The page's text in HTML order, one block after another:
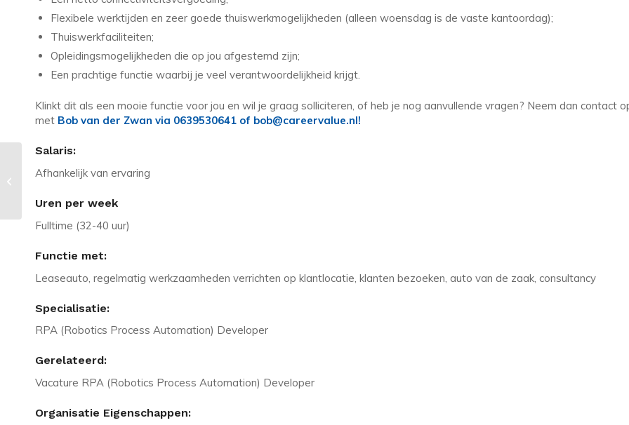
Flexibele werktijden en zeer goede thuiswerkmogelijkheden (alleen woensdag is de vaste kantoordag);
Thuiswerkfaciliteiten;
Opleidingsmogelijkheden die op jou afgestemd zijn;
Een prachtige functie waarbij je veel verantwoordelijkheid krijgt.
Klinkt dit als een mooie functie voor jou en wil je graag solliciteren, of heb je nog aanvullende vragen? Neem dan contact
met Bob van der Zwan via 0639530641 of bob@careervalue.nl!
Salaris:
Afhankelijk van ervaring
Uren per week
Fulltime (32-40 uur)
Functie met:
Leaseauto, regelmatig werkzaamheden verrichten op klantlocatie, klanten bezoeken, auto van de zaak, consultancy
Specialisatie:
RPA (Robotics Process Automation) Developer
Gerelateerd:
Vacature RPA (Robotics Process Automation) Developer
Organisatie Eigenschappen:
Vacature in Utrecht: RPA Developer